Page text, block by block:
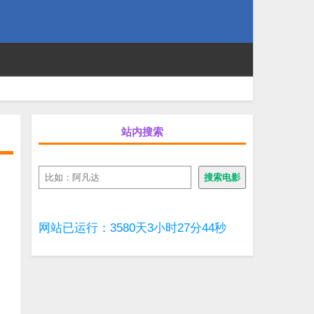
站内搜索
搜
索
搜索电影
网站已运行：3580天3小时27分44秒